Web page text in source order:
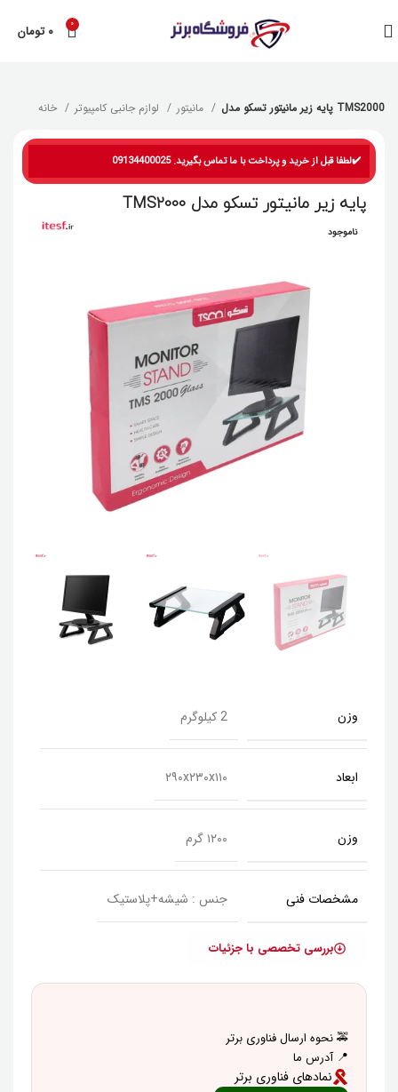
0 ۰ تومان
پایه زیر مانیتور تسکو مدل TMS2000
✔️لطفا قبل از خرید و پرداخت با ما تماس بگیرید. 09134400025
پایه زیر مانیتور تسکو مدل TMS2000
ناموجود
وزن 2 کیلوگرم
ابعاد ۲۹۰x۲۳۰x۱۱۰
وزن ۱۲۰۰ گرم
مشخصات فنی جنس : شیشه+پلاستیک
بررسی تخصصی با جزئیات
🚕 نحوه ارسال فناوری برتر
📍 آدرس ما
نمادهای فناوری برتر